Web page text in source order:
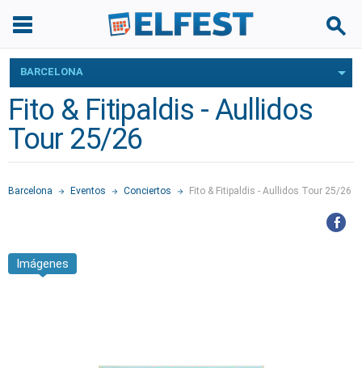
BARCELONA
Fito & Fitipaldis - Aullidos
Tour 25/26
Barcelona Eventos Conciertos Fito & Fitipaldis - Aullidos Tour 25/26
Imágenes